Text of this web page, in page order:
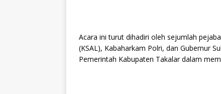
Acara ini turut dihadiri oleh sejumlah
(KSAL), Kabaharkam Polri, dan Gubernur
Pemerintah Kabupaten Takalar dalam